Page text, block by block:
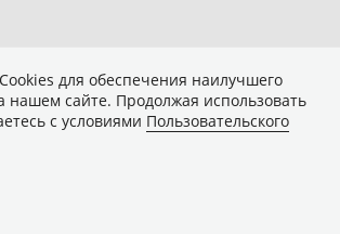
для обеспечения наилучшего
нашем сайте. Продолжая использовать
с условиями Пользовательского